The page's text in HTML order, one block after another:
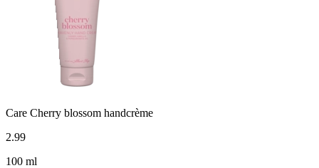
Care Cherry blossom handcrème
2.99
100 ml